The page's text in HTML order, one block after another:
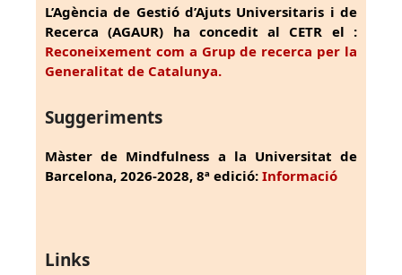
L’Agència de Gestió d’Ajuts Universitaris i de
Recerca (AGAUR) ha concedit al CETR el :
Reconeixement com a Grup de recerca per la
Generalitat de Catalunya.
Suggeriments
Màster de Mindfulness a la Universitat de
Barcelona, 2026-2028, 8ª edició: Informació
Links